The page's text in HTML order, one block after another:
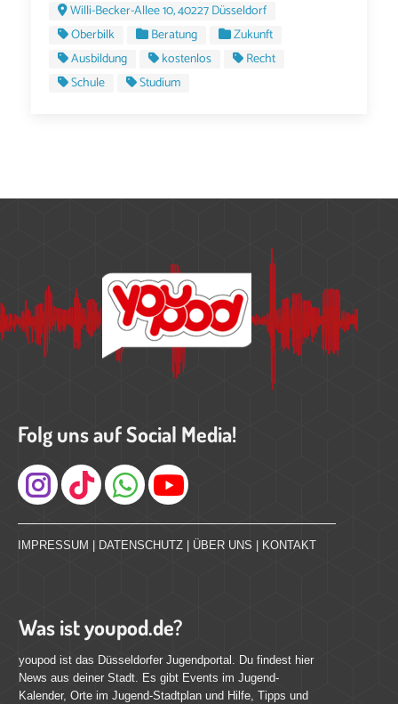
Willi-Becker-Allee 10, 40227 Düsseldorf
Oberbilk
Beratung
Zukunft
Ausbildung
kostenlos
Recht
Schule
Studium
Folg uns auf Social Media!
Instagram
IMPRESSUM DATENSCHUTZ ÜBER UNS KONTAKT
Was ist youpod.de?
youpod ist das Düsseldorfer Jugendportal. Du findest hier
News aus deiner Stadt. Es gibt Events im Jugend-
Kalender, Orte im Jugend-Stadtplan und Hilfe, Tipps und